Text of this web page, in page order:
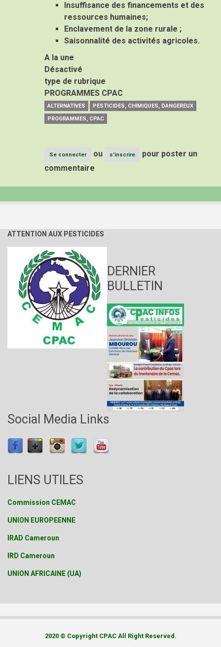
Insuffisance des financements et des
ressources humaines;
Enclavement de la zone rurale ;
Saisonnalité des activités agricoles.
A la une
Désactivé
type de rubrique
PROGRAMMES CPAC
ALTERNATIVES
PESTICIDES, CHIMIQUES, DANGEREUX
PROGRAMMES, CPAC
Se connecter ou s'inscrire
pour poster un
commentaire
ATTENTION AUX PESTICIDES
DERNIER
BULLETIN
Social Media Links
LIENS UTILES
Commission CEMAC
UNION EUROPEENNE
IRAD Cameroun
IRD Cameroun
UNION AFRICAINE (UA)
2020 © Copyright CPAC All Right Reserved.